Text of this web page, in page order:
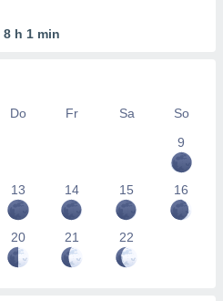
8 h 1 min
Do Fr Sa
So
9
13 14 15 16
20 21 22